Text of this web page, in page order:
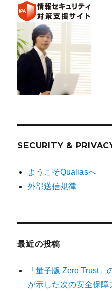
SECURITY &
ようこそQualiasへ
外部送信規律
最近の投稿
「量子版 Zero Trust
が示した次の安全保障